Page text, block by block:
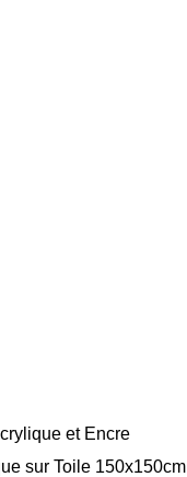
et Encre
sur Toile 150x150cm